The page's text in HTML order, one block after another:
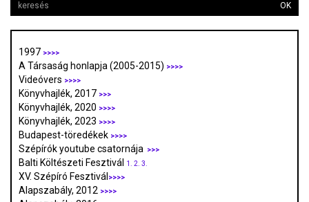
OK
1997 >>>>
A Társaság honlapja (2005-2015) >>>>
Videóvers >>>>
Könyvhajlék, 2017 >>>
Könyvhajlék, 2020 >>>>
Könyvhajlék, 2023 >>>>
Budapest-töredékek >>>>
Szépírók youtube csatornája >>>
Balti Költészeti Fesztivál 1. 2. 3.
XV. Szépíró Fesztivál >>>>
Alapszabály, 2012 >>>>